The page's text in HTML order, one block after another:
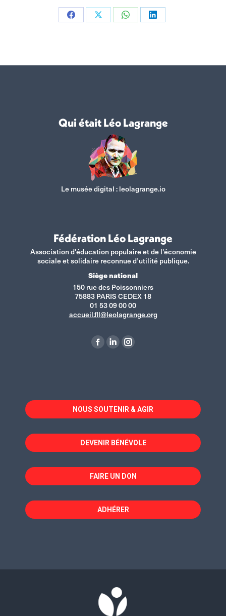
PartagerPartagerPartagerPartager
Qui était Léo Lagrange
Le musée digital :leolagrange.io
Fédération Léo Lagrange
Association d'éducation populaire et de l'économie
sociale et solidaire reconnue d’utilité publique.
Siège national
150 rue des Poissonniers
75883 PARIS CEDEX 18
01 53 09 00 00
accueil.fll@leolagrange.org
La
dans
une
fenêtre
La
dans
une
fenêtre
La
dans
une
fenêtre
NOUS SOUTENIR & AGIR
DEVENIR BÉNÉVOLE
FAIRE UN DON
ADHÉRER